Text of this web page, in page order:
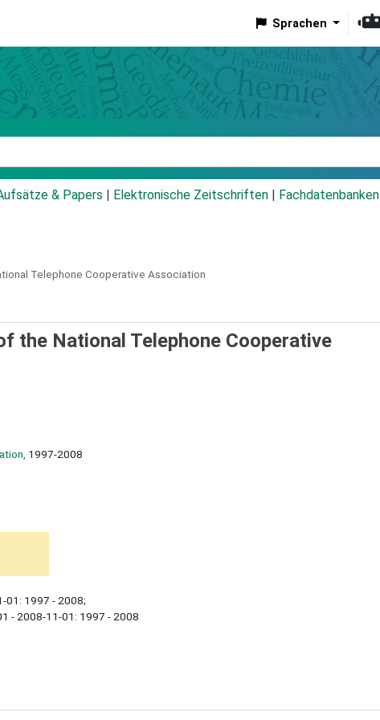
Sprachen
& Papers Elektronische Zeitschriften Fachdatenbanken
Telephone Cooperative Association
the National Telephone Cooperative
1997-2008
01: 1997 - 2008;
- 2008-11-01: 1997 - 2008